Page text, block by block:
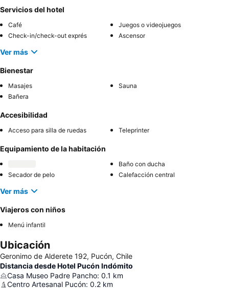
Servicios del hotel
Café
Juegos o videojuegos
Check-in/check-out exprés
Ascensor
Ver más
Bienestar
Masajes
Sauna
Bañera
Accesibilidad
Acceso para silla de ruedas Teleprinter
Equipamiento de la habitación
Baño con ducha
Secador de pelo
Calefacción central
Ver más
Viajeros con niños
Menú infantil
Ubicación
Geronimo de Alderete 192, Pucón, Chile
Distancia desde Hotel Pucón Indómito
Casa Museo Padre Pancho: 0.1 km
Centro Artesanal Pucón: 0.2 km